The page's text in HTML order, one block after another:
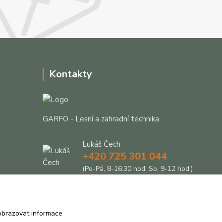
Kontakty
GARFO - Lesní a zahradní technika
Lukáš Čech
+420 725 301 044
(Po-Pá, 8-16:30 hod. So, 9-12 hod.)
informace